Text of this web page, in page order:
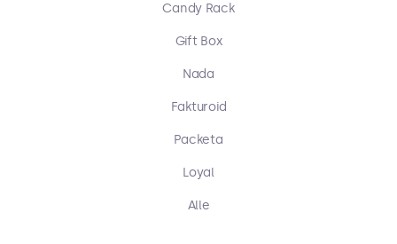
Candy Rack
Gift Box
Nada
Fakturoid
Packeta
Loyal
Alle